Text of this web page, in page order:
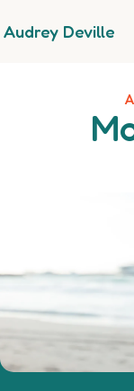
Audrey Deville